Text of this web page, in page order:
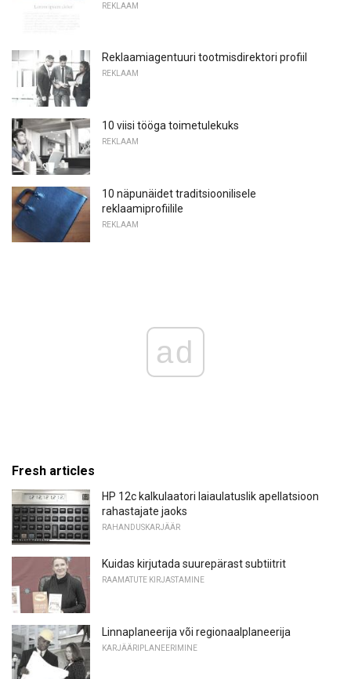
REKLAAM
Reklaamiagentuuri tootmisdirektori profiil
REKLAAM
10 viisi tööga toimetulekuks
REKLAAM
10 näpunäidet traditsioonilisele
reklaamiprofiilile
REKLAAM
ad
Fresh articles
HP 12c kalkulaatori laiaulatuslik apellatsioon
rahastajate jaoks
RAHANDUSKARJÄÄR
Kuidas kirjutada suurepärast subtiitrit
RAAMATUTE KIRJASTAMINE
Linnaplaneerija või regionaalplaneerija
KARJÄÄRIPLANEERIMINE